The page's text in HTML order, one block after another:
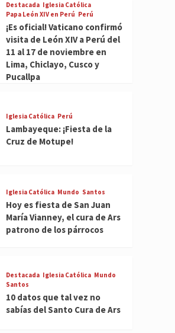
Destacada Iglesia Católica
Papa León XIV en Perú Perú
¡Es oficial! Vaticano confirmó
visita de León XIV a Perú del
11 al 17 de noviembre en
Lima, Chiclayo, Cusco y
Pucallpa
Iglesia Católica Perú
Lambayeque: ¡Fiesta de la
Cruz de Motupe!
Iglesia Católica Mundo Santos
Hoy es fiesta de San Juan
María Vianney, el cura de Ars
patrono de los párrocos
Destacada Iglesia Católica Mundo
Santos
10 datos que tal vez no
sabías del Santo Cura de Ars